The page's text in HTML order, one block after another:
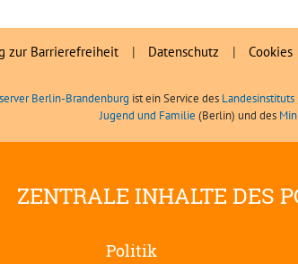
zur Barrierefreiheit | Datenschutz | Cookies
Berlin-Brandenburg ist ein Service des
Jugend und Familie (Berlin) und des
ZENTRALE INHALTE DES
Politik